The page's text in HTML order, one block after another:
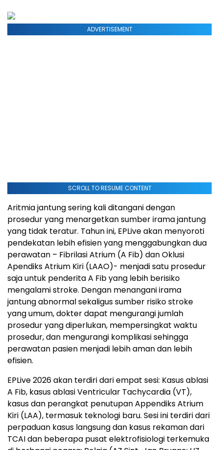
ADVERTISEMENT
SCROLL TO RESUME CONTENT
Aritmia jantung sering kali ditangani dengan
prosedur yang menargetkan sumber irama jantung
yang tidak teratur. Tahun ini, EPLive akan menyoroti
pendekatan lebih efisien yang menggabungkan dua
perawatan – Fibrilasi Atrium (A Fib) dan Oklusi
Apendiks Atrium Kiri (LAAO)- menjadi satu prosedur
saja untuk penderita A Fib yang lebih berisiko
mengalami stroke. Dengan menangani irama
jantung abnormal sekaligus sumber risiko stroke
yang umum, dokter dapat mengurangi jumlah
prosedur yang diperlukan, mempersingkat waktu
prosedur, dan mengurangi komplikasi sehingga
perawatan pasien menjadi lebih aman dan lebih
efisien.
EPLive 2026 akan terdiri dari empat sesi: Kasus ablasi
A Fib, kasus ablasi Ventricular Tachycardia (VT),
kasus dan perangkat penutupan Appendiks Atrium
Kiri (LAA), termasuk teknologi baru. Sesi ini terdiri dari
perpaduan kasus langsung dan kasus rekaman dari
TCAI dan beberapa pusat elektrofisiologi terkemuka